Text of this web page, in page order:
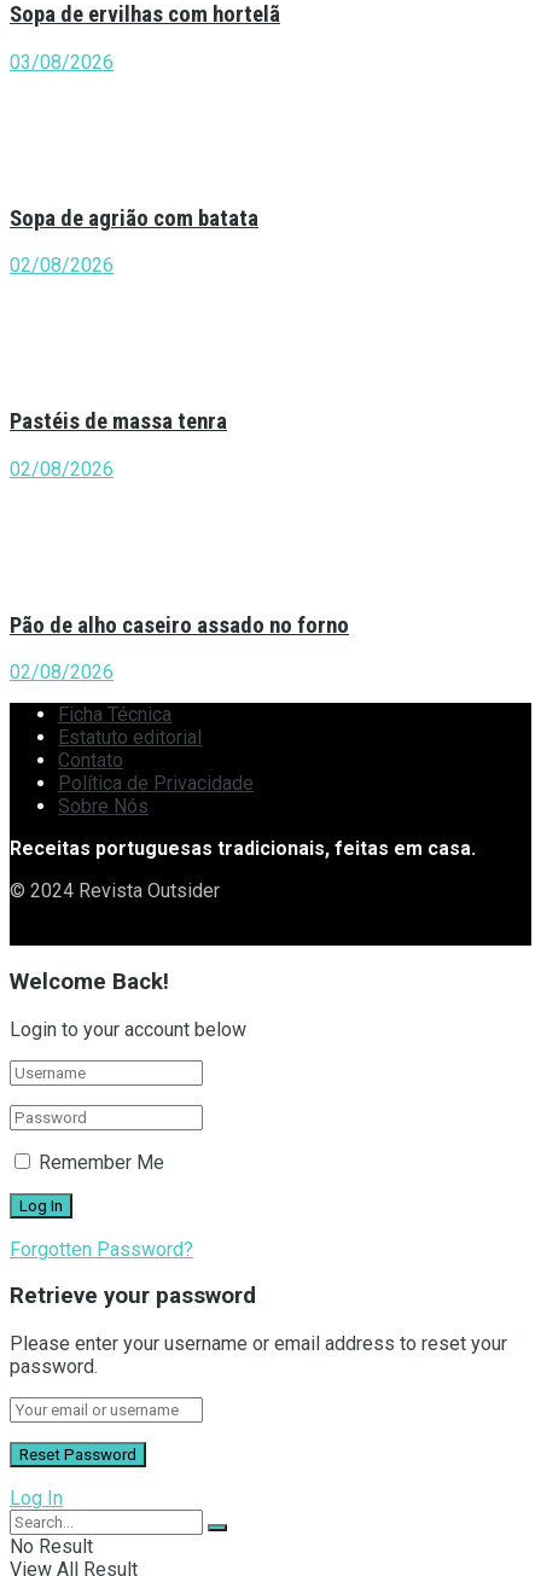
Sopa de ervilhas com hortelã
03/08/2026
Sopa de agrião com batata
02/08/2026
Pastéis de massa tenra
02/08/2026
Pão de alho caseiro assado no forno
02/08/2026
Ficha Técnica
Estatuto editorial
Contato
Política de Privacidade
Sobre Nós
Receitas portuguesas tradicionais, feitas em casa.
© 2024 Revista Outsider
Welcome Back!
Login to your account below
Remember Me
Forgotten Password?
Retrieve your password
Please enter your username or email address to reset your
password.
Log In
No Result
View All Result